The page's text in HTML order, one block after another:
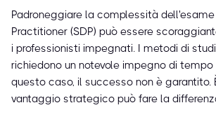
Padroneggiare la complessità dell'esame
Practitioner (SDP) può essere
i professionisti impegnati. I metodi di
richiedono un notevole impegno di tempo
questo caso, il successo non è garantito.
vantaggio strategico può fare la